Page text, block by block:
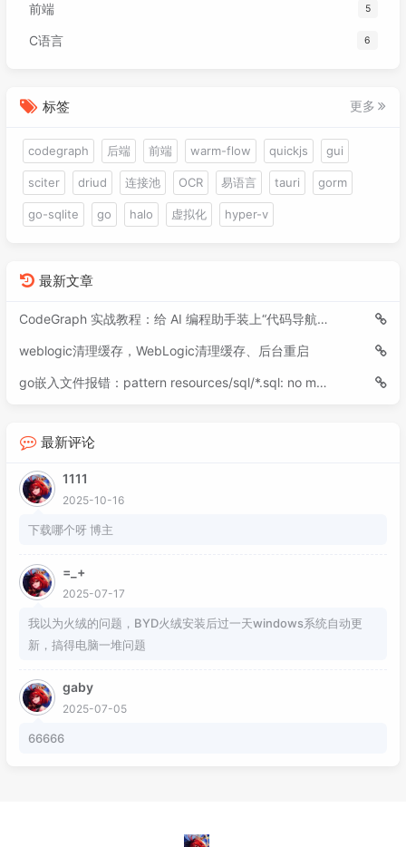
前端 5
C语言 6
标签 更多
codegraph 后端 前端 warm-flow quickjs gui
sciter driud 连接池 OCR 易语言 tauri gorm
go-sqlite go halo 虚拟化 hyper-v
最新文章
CodeGraph 实战教程：给 AI 编程助手装上“代码导航仪”
weblogic清理缓存，WebLogic清理缓存、后台重启
go嵌入文件报错：pattern resources/sql/*.sql: no matching files found
最新评论
1111
2025-10-16
下载哪个呀 博主
=_+
2025-07-17
我以为火绒的问题，BYD火绒安装后过一天windows系统自动更
新，搞得电脑一堆问题
gaby
2025-07-05
66666